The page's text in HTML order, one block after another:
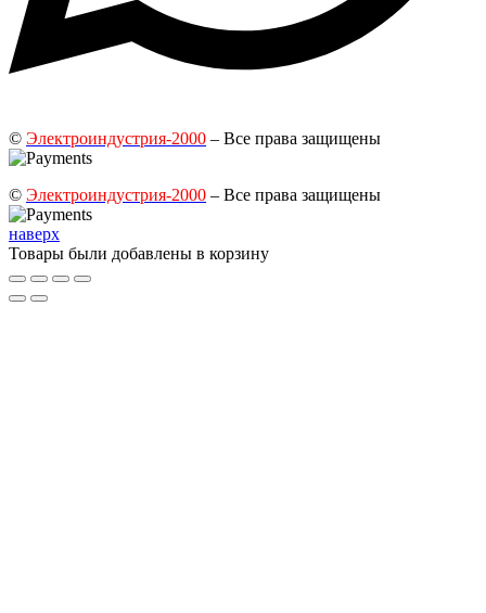
© Электроиндустрия-2000 – Все права защищены
© Электроиндустрия-2000 – Все права защищены
наверх
Товары были добавлены в корзину